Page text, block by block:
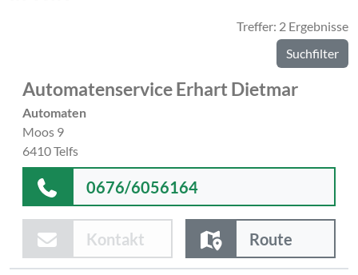
Treffer: 2 Ergebnisse
Suchfilter
Automatenservice Erhart Dietmar
Automaten
Moos 9
6410 Telfs
0676/6056164
Kontakt Route